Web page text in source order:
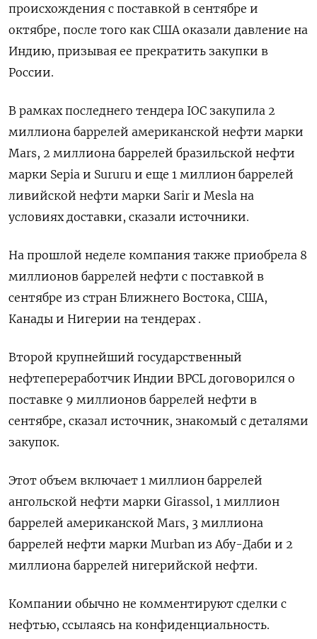
происхождения с поставкой в сентябре и
октябре, после того как США оказали давление на
Индию, призывая ее прекратить закупки в
России.
В рамках последнего тендера IOC закупила 2
миллиона баррелей американской нефти марки
Mars, 2 миллиона баррелей бразильской нефти
марки Sepia и Sururu и еще 1 миллион баррелей
ливийской нефти марки Sarir и Mesla на
условиях доставки, сказали источники.
На прошлой неделе компания также приобрела 8
миллионов баррелей нефти с поставкой в
сентябре из стран Ближнего Востока, США,
Канады и Нигерии на тендерах .
Второй крупнейший государственный
нефтепереработчик Индии BPCL договорился о
поставке 9 миллионов баррелей нефти в
сентябре, сказал источник, знакомый с деталями
закупок.
Этот объем включает 1 миллион баррелей
ангольской нефти марки Girassol, 1 миллион
баррелей американской Mars, 3 миллиона
баррелей нефти марки Murban из Абу-Даби и 2
миллиона баррелей нигерийской нефти.
Компании обычно не комментируют сделки с
нефтью, ссылаясь на конфиденциальность.